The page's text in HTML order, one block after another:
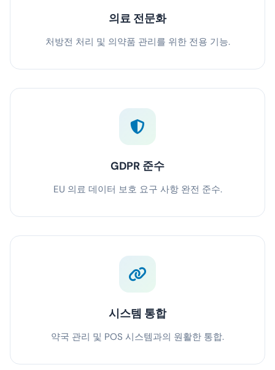
의료 전문화
처방전 처리 및 의약품 관리를 위한 전용 기능.
GDPR 준수
EU 의료 데이터 보호 요구 사항 완전 준수.
시스템 통합
약국 관리 및 POS 시스템과의 원활한 통합.